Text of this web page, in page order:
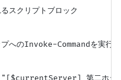
スクリプトブロック
へのInvoke-Commandを実行